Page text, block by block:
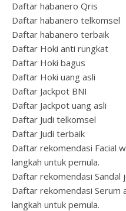
Daftar habanero Qris
Daftar habanero telkomsel
Daftar habanero terbaik
Daftar Hoki anti rungkat
Daftar Hoki bagus
Daftar Hoki uang asli
Daftar Jackpot BNI
Daftar Jackpot uang asli
Daftar Judi telkomsel
Daftar Judi terbaik
Daftar rekomendasi Facial
langkah untuk pemula.
Daftar rekomendasi
Daftar rekomendasi Serum
langkah untuk pemula.